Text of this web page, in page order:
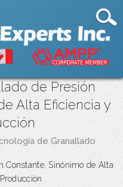
de Presión
Alta Eficiencia y
de Granallado